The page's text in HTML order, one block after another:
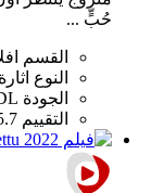
حُبٍّ ...
القسم
النوع اثارة
الجودة
التقييم / 10